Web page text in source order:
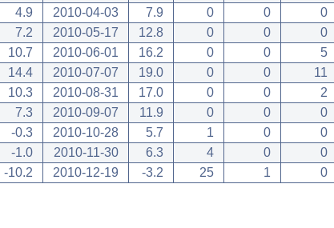
4.9 2010-04-03 7.9 0 0
0
7.2 2010-05-17 12.8 0 0
0
10.7 2010-06-01 16.2 0 0
5
14.4 2010-07-07 19.0 0 0
11
10.3 2010-08-31 17.0 0 0
2
7.3 2010-09-07 11.9 0 0
0
-0.3 2010-10-28 5.7 1 0
0
-1.0 2010-11-30 6.3 4 0
0
-10.2 2010-12-19 -3.2 25 1 0